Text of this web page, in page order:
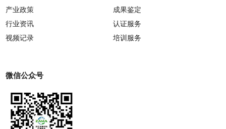
产业政策
行业资讯
视频记录
成果鉴定
认证服务
培训服务
微信公众号